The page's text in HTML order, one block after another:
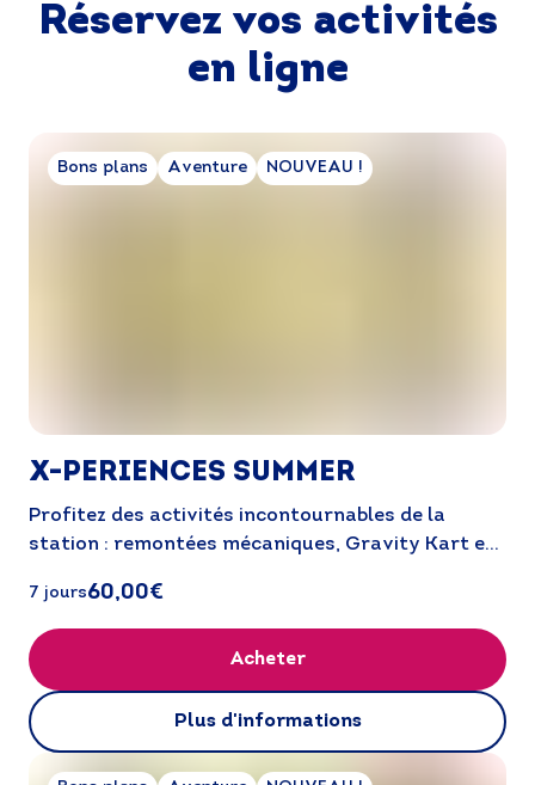
Réservez vos activités
en ligne
Bons plans Aventure NOUVEAU !
X-PERIENCES SUMMER
Profitez des activités incontournables de la
station : remontées mécaniques, Gravity Kart et
7 jours60,00€
Acheter
Plus d'informations